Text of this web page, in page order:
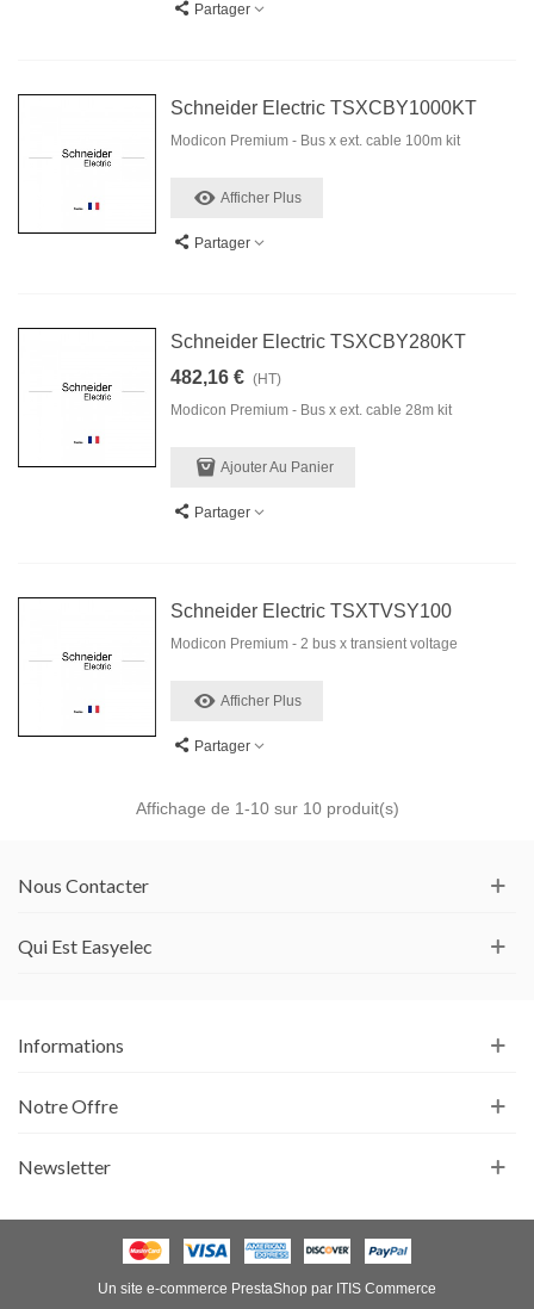
Partager
Schneider Electric TSXCBY1000KT
Modicon Premium - Bus x ext. cable 100m kit
Afficher Plus
Partager
Schneider Electric TSXCBY280KT
482,16 € (HT)
Modicon Premium - Bus x ext. cable 28m kit
Ajouter Au Panier
Partager
Schneider Electric TSXTVSY100
Modicon Premium - 2 bus x transient voltage
Afficher Plus
Partager
Affichage de 1-10 sur 10 produit(s)
Nous Contacter
Qui Est Easyelec
Informations
Notre Offre
Newsletter
Un site e-commerce PrestaShop par ITIS Commerce